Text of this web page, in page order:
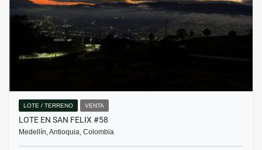
LOTE / TERRENO VENTA
LOTE EN SAN FELIX #58
Medellín, Antioquia, Colombia